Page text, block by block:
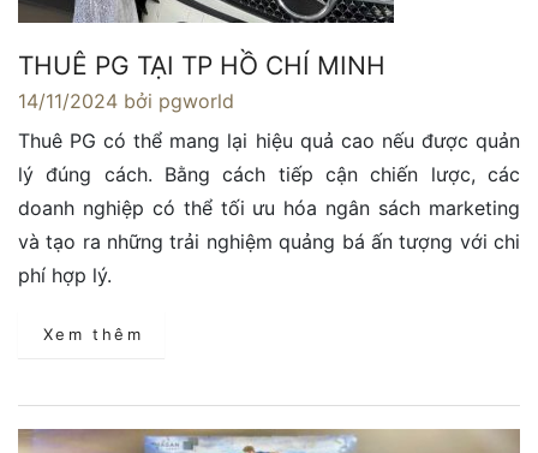
THUÊ PG TẠI TP HỒ CHÍ MINH
14/11/2024 bởi pgworld
Thuê PG có thể mang lại hiệu quả cao nếu được quản
lý đúng cách. Bằng cách tiếp cận chiến lược, các
doanh nghiệp có thể tối ưu hóa ngân sách marketing
và tạo ra những trải nghiệm quảng bá ấn tượng với chi
phí hợp lý.
Xem thêm